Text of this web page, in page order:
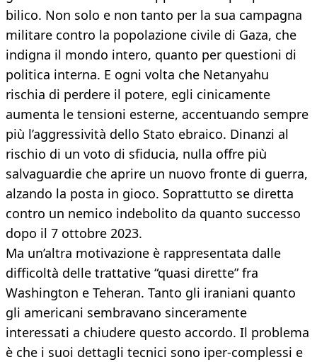
bilico. Non solo e non tanto per la sua campagna
militare contro la popolazione civile di Gaza, che
indigna il mondo intero, quanto per questioni di
politica interna. E ogni volta che Netanyahu
rischia di perdere il potere, egli cinicamente
aumenta le tensioni esterne, accentuando sempre
più l’aggressività dello Stato ebraico. Dinanzi al
rischio di un voto di sfiducia, nulla offre più
salvaguardie che aprire un nuovo fronte di guerra,
alzando la posta in gioco. Soprattutto se diretta
contro un nemico indebolito da quanto successo
dopo il 7 ottobre 2023.
Ma un’altra motivazione è rappresentata dalle
difficoltà delle trattative “quasi dirette” fra
Washington e Teheran. Tanto gli iraniani quanto
gli americani sembravano sinceramente
interessati a chiudere questo accordo. Il problema
è che i suoi dettagli tecnici sono iper-complessi e